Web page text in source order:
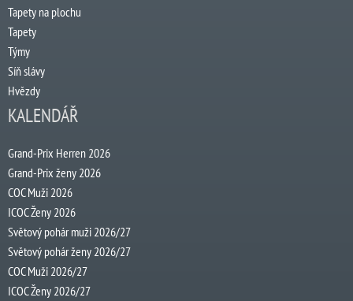
Tapety na plochu
Tapety
Týmy
Síň slávy
Hvězdy
KALENDÁŘ
Grand-Prix Herren 2026
Grand-Prix ženy 2026
COC Muži 2026
ICOC Ženy 2026
Světový pohár muži 2026/27
Světový pohár ženy 2026/27
COC Muži 2026/27
ICOC Ženy 2026/27